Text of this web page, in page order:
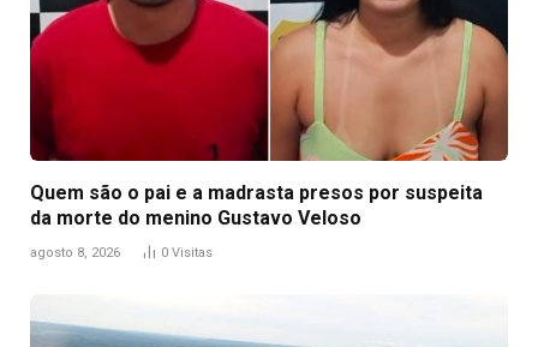
Quem são o pai e a madrasta presos por suspeita
da morte do menino Gustavo Veloso
agosto 8, 2026 0 Visitas